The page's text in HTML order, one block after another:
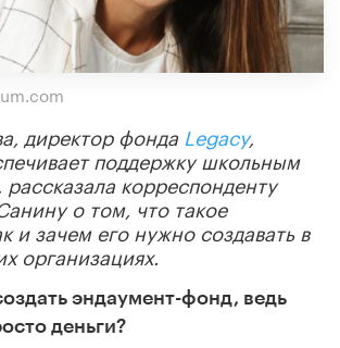
директор фонда Legacy,
поддержку школьным
корреспонденту
о том, что такое
и зачем его нужно создавать в
организациях.
эндаумент-фонд, ведь
деньги?